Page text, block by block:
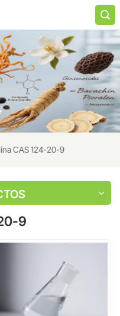
CAS 124-20-9
9